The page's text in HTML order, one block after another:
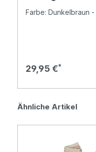
Farbe: Dunkelbraun
Regulärer Preis:
29,95 €
Produktgalerie
Ähnliche Artikel